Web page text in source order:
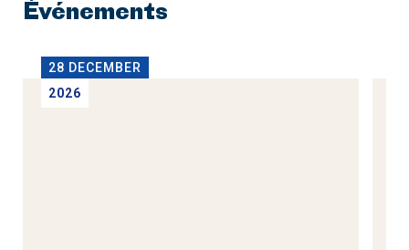
Événements
28 DECEMBER
2026